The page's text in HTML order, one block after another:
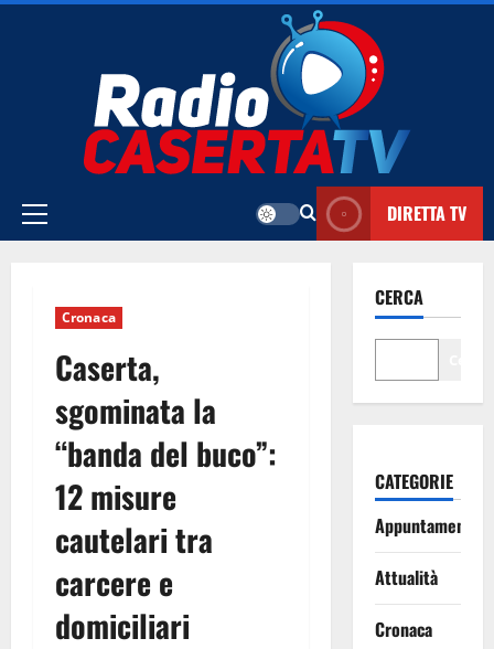
Vai
Menu
DIRETTA TV
Cronaca
Caserta,
sgominata la
“banda del buco”:
12 misure
cautelari tra
carcere e
domiciliari
CERCA
CATEGORIE
Appuntamenti
Attualità
Cronaca